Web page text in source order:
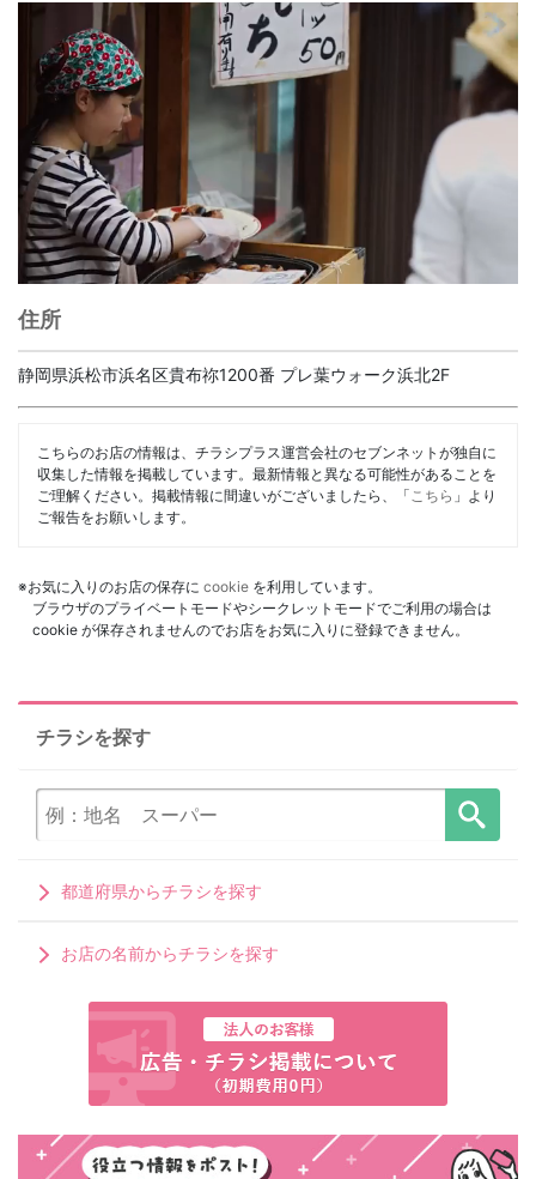
住所
静岡県浜松市浜名区貴布祢1200番 プレ葉ウォーク浜北2F
こちらのお店の情報は、チラシプラス運営会社のセブンネットが独自に
収集した情報を掲載しています。最新情報と異なる可能性があることを
ご理解ください。掲載情報に間違いがございましたら、「 こちら 」より
ご報告をお願いします。
※お気に入りのお店の保存に cookie を利用しています。
ブラウザのプライベートモードやシークレットモードでご利用の場合は
cookie が保存されませんのでお店をお気に入りに登録できません。
チラシを探す
都道府県からチラシを探す
お店の名前からチラシを探す